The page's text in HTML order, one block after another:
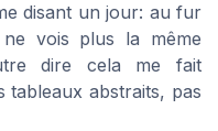
disant un jour: au fur
vois plus la même
dire cela me fait
tableaux abstraits, pas